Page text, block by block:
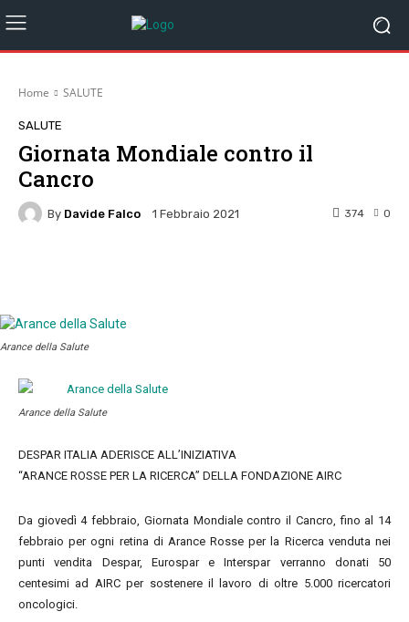
Home SALUTE
SALUTE
Giornata Mondiale contro il
Cancro
By Davide Falco 1 Febbraio 2021 0
374
Arance della Salute
Arance della Salute
DESPAR ITALIA ADERISCE ALL’INIZIATIVA
“ARANCE ROSSE PER LA RICERCA” DELLA FONDAZIONE AIRC
Da giovedì 4 febbraio, Giornata Mondiale contro il Cancro, fino al 14
febbraio per ogni retina di Arance Rosse per la Ricerca venduta nei
punti vendita Despar, Eurospar e Interspar verranno donati 50
centesimi ad AIRC per sostenere il lavoro di oltre 5.000 ricercatori
oncologici.